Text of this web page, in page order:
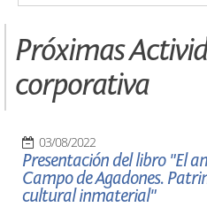
Próximas
corporativa
03/08/2022
Presentación del libro "El
Campo de Agadones.
cultural inmaterial"